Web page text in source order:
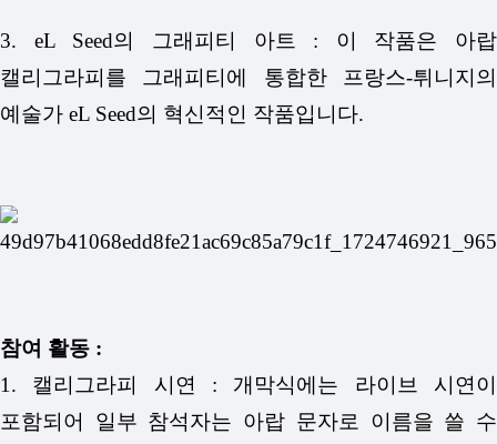
3. eL Seed의 그래피티 아트 : 이 작품은 아랍
캘리그라피를 그래피티에 통합한 프랑스-튀니지의
예술가 eL Seed의 혁신적인 작품입니다.
참여 활동 :
1. 캘리그라피 시연 : 개막식에는 라이브 시연이
포함되어 일부 참석자는 아랍 문자로 이름을 쓸 수